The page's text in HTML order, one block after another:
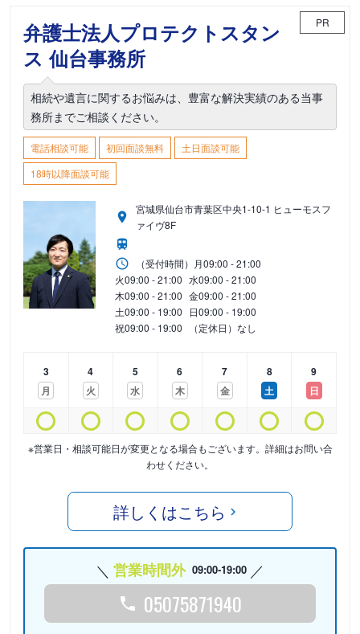
弁護士法人プロテクトスタン
ス 仙台事務所
PR
相続や遺言に関するお悩みは、豊富な解決実績のある当事
務所までご相談ください。
電話相談可能 初回面談無料
土日面談可能
18時以降面談可能
宮城県仙台市青葉区中央1-10-1 ヒューモスフ
ァイヴ8F
（受付時間） 月09:00 - 21:00
火09:00 - 21:00 水09:00 - 21:00
木09:00 - 21:00 金09:00 - 21:00
土09:00 - 19:00 日09:00 - 19:00
祝09:00 - 19:00 （定休日）なし
3
月
4
火
5
水
6
木
7
金
8
土
9
日
※営業日・相談可能日が変更となる場合もございます。詳細はお問い合
わせください。
詳しくはこちら
営業時間外 09:00-19:00
05075871940